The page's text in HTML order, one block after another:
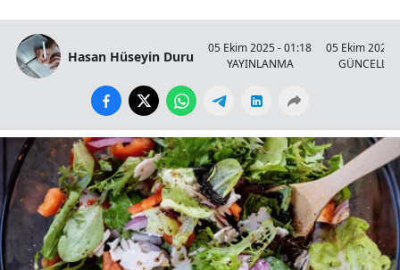
Hasan Hüseyin Duru
05 Ekim 2025 - 01:18
YAYINLANMA
05 Ekim 2025